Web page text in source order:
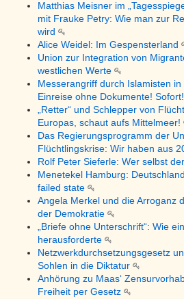
Matthias Meisner im
mit Frauke Petry: Wie man zur
wird
Alice Weidel: Im Gespensterland
Union zur Integration von
westlichen Werte
Messerangriff durch Islamisten
Einreise ohne Dokumente! Sofort!
„Retter“ und Schlepper von
Europas, schaut aufs Mittelmeer!
Das Regierungsprogramm der
Flüchtlingskrise: Wir haben aus
Rolf Peter Sieferle: Wer selbst
Menetekel Hamburg:
failed state
Angela Merkel und die Arroganz
der Demokratie
„Briefe ohne Unterschrift“: Wie
herausforderte
Netzwerkdurchsetzungsgesetz
Sohlen in die Diktatur
Anhörung zu Maas‘
Freiheit per Gesetz